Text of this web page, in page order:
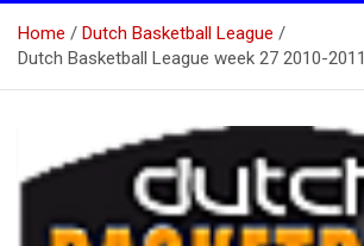
Home
Dutch Basketball League
Dutch Basketball League week 27 2010-2011